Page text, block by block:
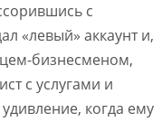
с
«левый» аккаунт и,
бизнесменом,
с услугами и
когда ему